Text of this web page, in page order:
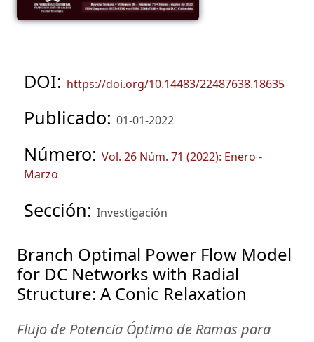
DOI: https://doi.org/10.14483/22487638.18635
Publicado: 01-01-2022
Número: Vol. 26 Núm. 71 (2022): Enero -
Marzo
Sección: Investigación
Branch Optimal Power Flow Model
for DC Networks with Radial
Structure: A Conic Relaxation
Flujo de Potencia Óptimo de Ramas para